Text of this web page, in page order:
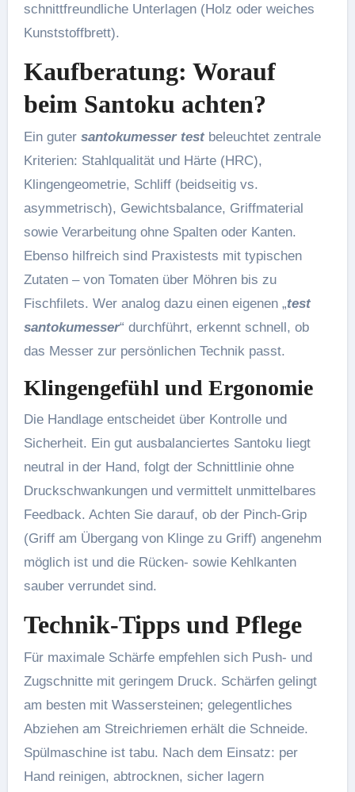
schnittfreundliche Unterlagen (Holz oder weiches
Kunststoffbrett).
Kaufberatung: Worauf
beim Santoku achten?
Ein guter santokumesser testbeleuchtet zentrale
Kriterien: Stahlqualität und Härte (HRC),
Klingengeometrie, Schliff (beidseitig vs.
asymmetrisch), Gewichtsbalance, Griffmaterial
sowie Verarbeitung ohne Spalten oder Kanten.
Ebenso hilfreich sind Praxistests mit typischen
Zutaten – von Tomaten über Möhren bis zu
Fischfilets. Wer analog dazu einen eigenen „test
santokumesser“ durchführt, erkennt schnell, ob
das Messer zur persönlichen Technik passt.
Klingengefühl und Ergonomie
Die Handlage entscheidet über Kontrolle und
Sicherheit. Ein gut ausbalanciertes Santoku liegt
neutral in der Hand, folgt der Schnittlinie ohne
Druckschwankungen und vermittelt unmittelbares
Feedback. Achten Sie darauf, ob der Pinch-Grip
(Griff am Übergang von Klinge zu Griff) angenehm
möglich ist und die Rücken- sowie Kehlkanten
sauber verrundet sind.
Technik-Tipps und Pflege
Für maximale Schärfe empfehlen sich Push- und
Zugschnitte mit geringem Druck. Schärfen gelingt
am besten mit Wassersteinen; gelegentliches
Abziehen am Streichriemen erhält die Schneide.
Spülmaschine ist tabu. Nach dem Einsatz: per
Hand reinigen, abtrocknen, sicher lagern